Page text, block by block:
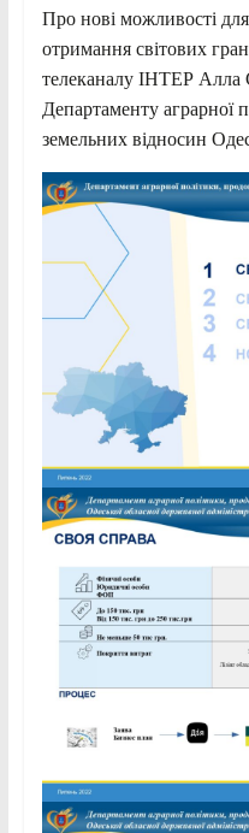
Про нові можливості
отримання світових
телеканалу ІНТЕР
Департаменту аграрної
земельних відносин